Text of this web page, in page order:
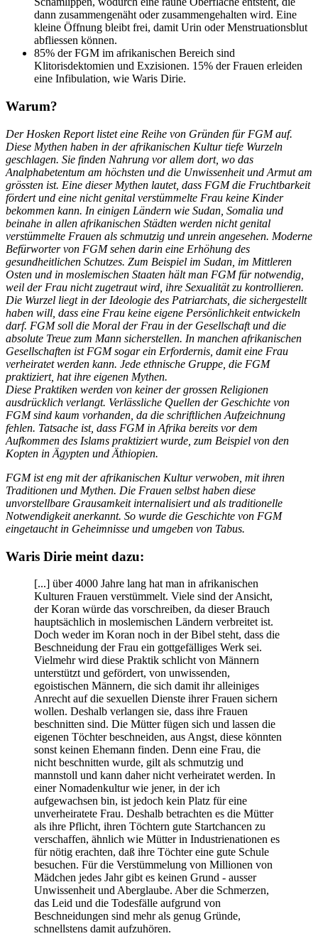
dann zusammengenäht oder zusammengehalten wird. Eine
kleine Öffnung bleibt frei, damit Urin oder Menstruationsblut
abfliessen können.
85% der FGM im afrikanischen Bereich sind
Klitorisdektomien und Exzisionen. 15% der Frauen erleiden
eine Infibulation, wie Waris Dirie.
Warum?
Der Hosken Report listet eine Reihe von Gründen für FGM auf.
Diese Mythen haben in der afrikanischen Kultur tiefe Wurzeln
geschlagen. Sie finden Nahrung vor allem dort, wo das
Analphabetentum am höchsten und die Unwissenheit und Armut am
grössten ist. Eine dieser Mythen lautet, dass FGM die Fruchtbarkeit
fördert und eine nicht genital verstümmelte Frau keine Kinder
bekommen kann. In einigen Ländern wie Sudan, Somalia und
beinahe in allen afrikanischen Städten werden nicht genital
verstümmelte Frauen als schmutzig und unrein angesehen. Moderne
Befürworter von FGM sehen darin eine Erhöhung des
gesundheitlichen Schutzes. Zum Beispiel im Sudan, im Mittleren
Osten und in moslemischen Staaten hält man FGM für notwendig,
weil der Frau nicht zugetraut wird, ihre Sexualität zu kontrollieren.
Die Wurzel liegt in der Ideologie des Patriarchats, die sichergestellt
haben will, dass eine Frau keine eigene Persönlichkeit entwickeln
darf. FGM soll die Moral der Frau in der Gesellschaft und die
absolute Treue zum Mann sicherstellen. In manchen afrikanischen
Gesellschaften ist FGM sogar ein Erfordernis, damit eine Frau
verheiratet werden kann. Jede ethnische Gruppe, die FGM
praktiziert, hat ihre eigenen Mythen.
Diese Praktiken werden von keiner der grossen Religionen
ausdrücklich verlangt. Verlässliche Quellen der Geschichte von
FGM sind kaum vorhanden, da die schriftlichen Aufzeichnung
fehlen. Tatsache ist, dass FGM in Afrika bereits vor dem
Aufkommen des Islams praktiziert wurde, zum Beispiel von den
Kopten in Ägypten und Äthiopien.
FGM ist eng mit der afrikanischen Kultur verwoben, mit ihren
Traditionen und Mythen. Die Frauen selbst haben diese
unvorstellbare Grausamkeit internalisiert und als traditionelle
Notwendigkeit anerkannt. So wurde die Geschichte von FGM
eingetaucht in Geheimnisse und umgeben von Tabus.
Waris Dirie meint dazu:
[...] über 4000 Jahre lang hat man in afrikanischen
Kulturen Frauen verstümmelt. Viele sind der Ansicht,
der Koran würde das vorschreiben, da dieser Brauch
hauptsächlich in moslemischen Ländern verbreitet ist.
Doch weder im Koran noch in der Bibel steht, dass die
Beschneidung der Frau ein gottgefälliges Werk sei.
Vielmehr wird diese Praktik schlicht von Männern
unterstützt und gefördert, von unwissenden,
egoistischen Männern, die sich damit ihr alleiniges
Anrecht auf die sexuellen Dienste ihrer Frauen sichern
wollen. Deshalb verlangen sie, dass ihre Frauen
beschnitten sind. Die Mütter fügen sich und lassen die
eigenen Töchter beschneiden, aus Angst, diese könnten
sonst keinen Ehemann finden. Denn eine Frau, die
nicht beschnitten wurde, gilt als schmutzig und
mannstoll und kann daher nicht verheiratet werden. In
einer Nomadenkultur wie jener, in der ich
aufgewachsen bin, ist jedoch kein Platz für eine
unverheiratete Frau. Deshalb betrachten es die Mütter
als ihre Pflicht, ihren Töchtern gute Startchancen zu
verschaffen, ähnlich wie Mütter in Industrienationen es
für nötig erachten, daß ihre Töchter eine gute Schule
besuchen. Für die Verstümmelung von Millionen von
Mädchen jedes Jahr gibt es keinen Grund - ausser
Unwissenheit und Aberglaube. Aber die Schmerzen,
das Leid und die Todesfälle aufgrund von
Beschneidungen sind mehr als genug Gründe,
schnellstens damit aufzuhören.